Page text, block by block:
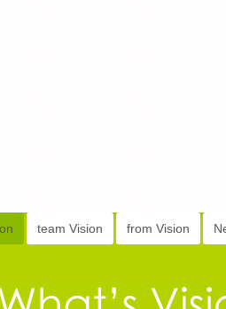
team Vision from Vision